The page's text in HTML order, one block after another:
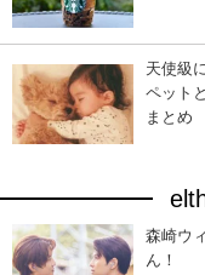
天使級
ペット
まとめ
森崎ウ
ん！